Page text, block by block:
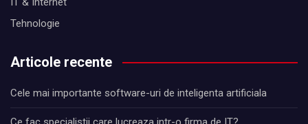
Tehnologie
Articole recente
Cele mai importante software-uri de inteligenta artificiala